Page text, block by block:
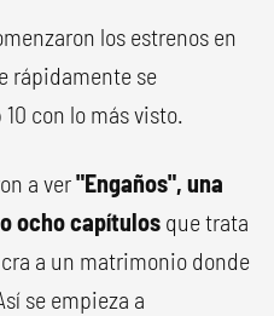
los estrenos en
rápidamente se
con lo más visto.
a ver"Engaños", una
ocho capítulos que trata
a un matrimonio donde
se empieza a